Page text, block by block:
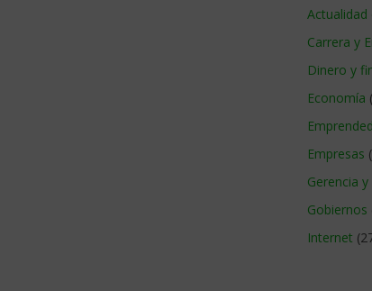
Actualidad
Carrera y
Dinero y
Economía
Empresas
Gerencia
Gobiernos
Internet